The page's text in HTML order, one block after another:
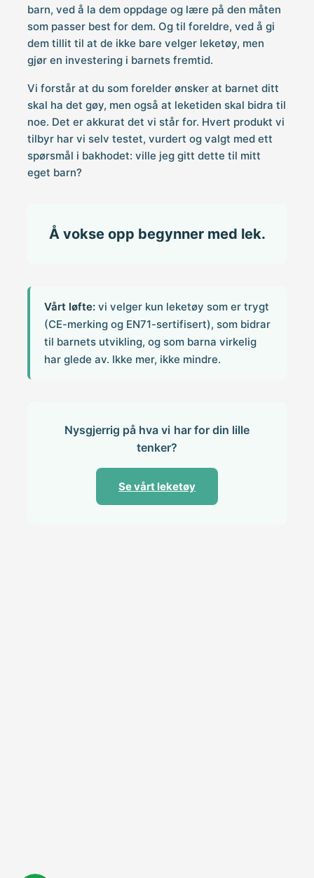
barn, ved å la dem oppdage og lære på den måten
som passer best for dem. Og til foreldre, ved å gi
dem tillit til at de ikke bare velger leketøy, men
gjør en investering i barnets fremtid.
Vi forstår at du som forelder ønsker at barnet ditt
skal ha det gøy, men også at leketiden skal bidra til
noe. Det er akkurat det vi står for. Hvert produkt vi
tilbyr har vi selv testet, vurdert og valgt med ett
spørsmål i bakhodet: ville jeg gitt dette til mitt
eget barn?
Å vokse opp begynner med lek.
Vårt løfte: vi velger kun leketøy som er trygt
(CE-merking og EN71-sertifisert), som bidrar
til barnets utvikling, og som barna virkelig
har glede av. Ikke mer, ikke mindre.
Nysgjerrig på hva vi har for din lille
tenker?
Se vårt leketøy